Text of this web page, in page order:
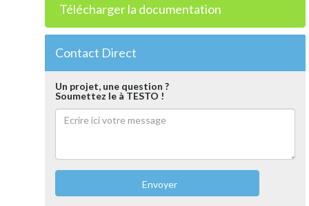
Télécharger la documentation
Contact Direct
Un projet, une question ?
Soumettez le à TESTO !
Envoyer